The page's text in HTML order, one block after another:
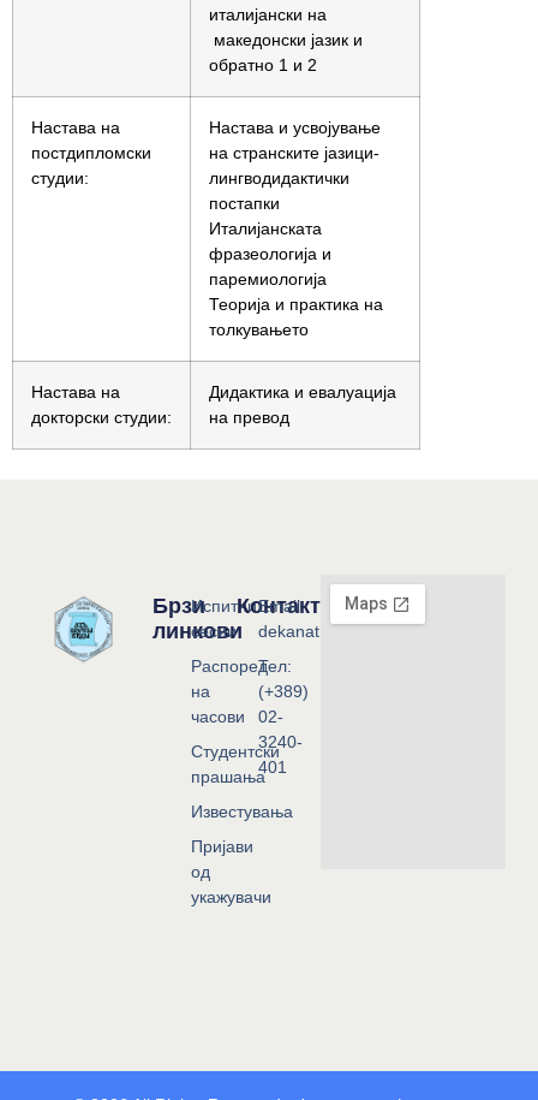
италијански на
македонски јазик и
обратно 1 и 2
Настава на
постдипломски
студии:
Настава и усвојување
на странските јазици-
лингводидактички
постапки
Италијанската
фразеологија и
паремиологија
Теорија и практика на
толкувањето
Настава на
докторски студии:
Дидактика и евалуација
на превод
Брзи
линкови
Испитни
сесии
Распоред
на
часови
Студентски
прашања
Известувања
Пријави
од
укажувачи
Контакт
Email:
dekanat@flf.ukim.edu.mk
Тел:
(+389)
02-
3240-
401